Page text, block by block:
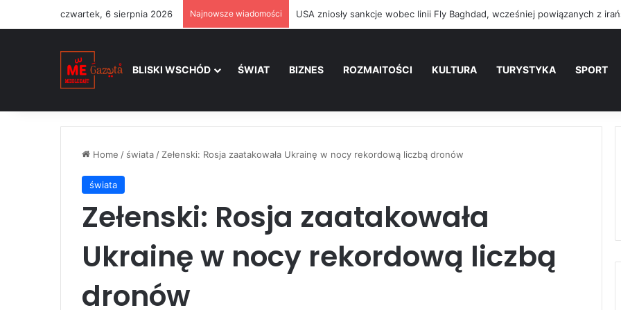
czwartek, 6 sierpnia 2026 Najnowsze wiadomości
BLISKI WSCHÓD ŚWIAT BIZNES ROZMAITOŚCI KULTURA TURYSTYKA SPORT
Home / świata / Zełenski: Rosja zaatakowała Ukrainę w nocy rekordową liczbą dronów
świata
Zełenski: Rosja zaatakowała
Ukrainę w nocy rekordową liczbą
dronów